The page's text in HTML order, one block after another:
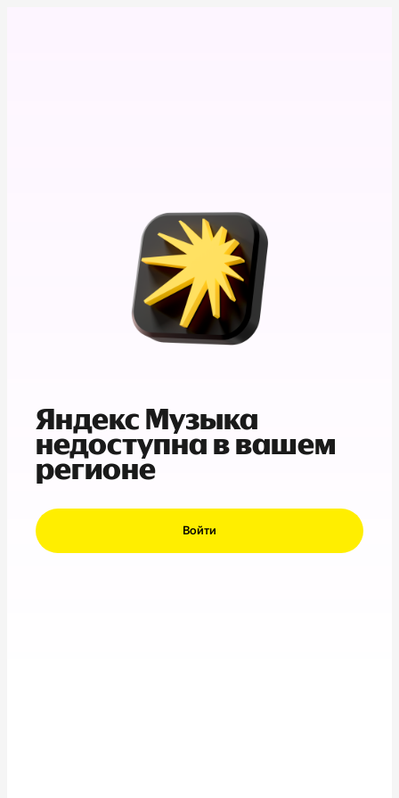
Яндекс Музыка
недоступна в вашем
регионе
Войти